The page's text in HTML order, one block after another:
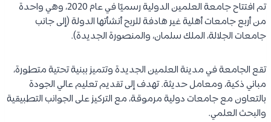
تم افتتاح جامعة العلمين الدولية رسميًا في عام 2020، وهي واحدة
من أربع جامعات أهلية غير هادفة للربح أنشأتها الدولة (إلى جانب
جامعات الجلالة، الملك سلمان، والمنصورة الجديدة).
تقع الجامعة في مدينة العلمين الجديدة وتتميز ببنية تحتية متطورة،
مباني ذكية، ومعامل حديثة. تهدف إلى تقديم تعليم عالي الجودة
بالتعاون مع جامعات دولية مرموقة، مع التركيز على الجوانب التطبيقية
والبحث العلمي.